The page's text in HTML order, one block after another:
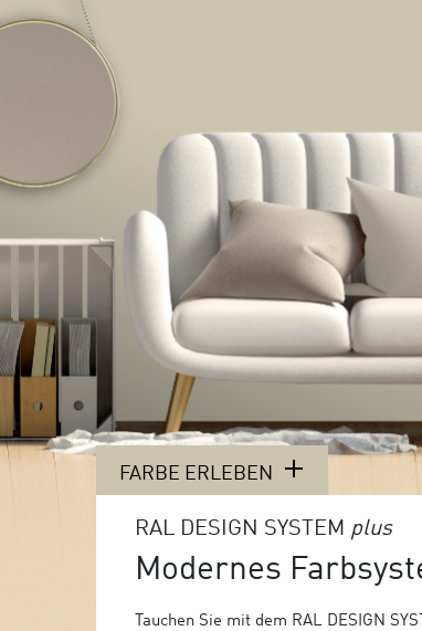
FARBE ERLEBEN
RAL DESIGN SYSTEM plus
Modernes
Tauchen Sie mit dem RAL DESIGN